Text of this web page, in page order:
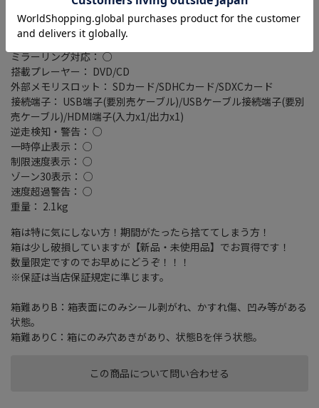
この商品について問い合わせる
VICSWIDE： ○
VICS： ○
スマートIC考慮検索： ○
ミラーリング対応： ○
搭載プレーヤー： DVD/CD
外部メモリスロット： SDカード/SDHCカード/SDXCカード
接続端子： USB端子(要別売ケーブル)/USBケーブル接続端子(要別
売ケーブル)/HDMI端子(入力x1/出力x1)
逆走検知・警告： ○
一時停止表示： ○
制限速度表示： ○
ゾーン30表示： ○
速度超過警告： ○
重量： 2.1kg
箱は特に気にしない方！期間がたったら捨ててしまう方！
箱は少し破損していますが【新品・未使用品】でお買得です！
数量限定ですのでお早めにどうぞ！！！
※保証は当店保証規定に準じます。
箱難ありB：箱表面にのみシール剥がれ、かすれ傷、凹み等がある
状態。
箱難ありC：箱にのみ穴あきがあり、状態Bを伴う状態。